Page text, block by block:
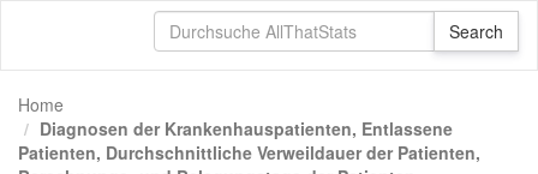
Home
Diagnosen der Krankenhauspatienten, Entlassene
Patienten, Durchschnittliche Verweildauer der Patienten,